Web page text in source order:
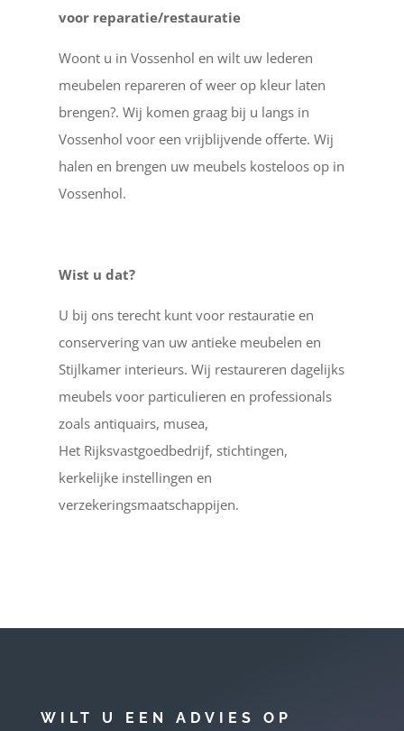
voor reparatie/restauratie
Woont u in Vossenhol en wilt uw lederen
meubelen repareren of weer op kleur laten
brengen?. Wij komen graag bij u langs in
Vossenhol voor een vrijblijvende offerte. Wij
halen en brengen uw meubels kosteloos op in
Vossenhol.
Wist u dat?
U bij ons terecht kunt voor restauratie en
conservering van uw antieke meubelen en
Stijlkamer interieurs. Wij restaureren dagelijks
meubels voor particulieren en professionals
zoals antiquairs, musea,
Het Rijksvastgoedbedrijf, stichtingen,
kerkelijke instellingen en
verzekeringsmaatschappijen.
WILT U EEN ADVIES OP